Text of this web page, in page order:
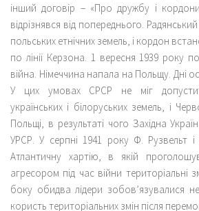
інший договір – «Про дружбу і
відрізнявся від попереднього.
польських етнічних земель, і кордон
по лінії Керзона. 1 вересня 1939 року
війна. Німеччина напала на Польщу. Дні
У цих умовах СРСР не міг
українських і білоруських земель, і
Польщі, в результаті чого Західна
УРСР. У серпні 1941 року Ф. Рузвельт і
Атлантичну хартію, в якій
агресором під час війни територіальні
боку обидва лідери зобов’язувалися
користь територіальних змін після